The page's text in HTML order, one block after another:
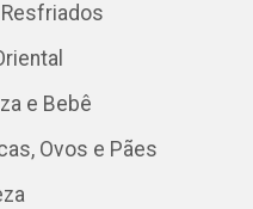
e Bebê
Ovos e Pães